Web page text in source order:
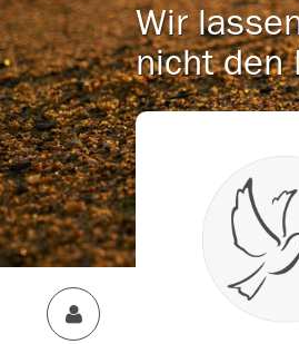
Wir
nicht den